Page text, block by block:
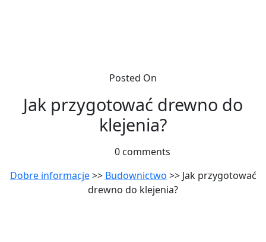
Posted On
Jak przygotować drewno do
klejenia?
0 comments
Dobre informacje>> Budownictwo >> Jak przygotować
drewno do klejenia?